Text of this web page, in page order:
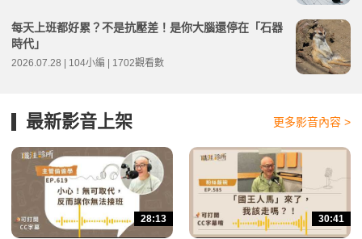
每天上班都好累？不是抗壓差！是你大腦還停在「石器
時代」
2026.07.28 | 104小編 | 1702觀看數
最新影音上架 更多影音內容 >
28:13 30:41